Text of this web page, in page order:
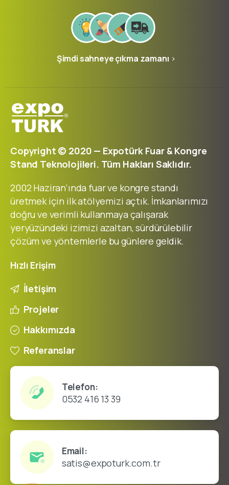
Şimdi sahneye çıkma zamanı
Copyright © 2020 — Expotürk Fuar & Kongre
Stand Teknolojileri. Tüm Hakları Saklıdır.
2002 Haziran’ında fuar ve kongre standı
üretmek için ilk atölyemizi açtık. İmkanlarımızı
doğru ve verimli kullanmaya çalışarak
yeryüzündeki izimizi azaltan, sürdürülebilir
çözüm ve yöntemlerle bu günlere geldik.
Hızlı Erişim
İletişim
Projeler
Hakkımızda
Referanslar
Telefon:
0532 416 13 39
Email:
satis@expoturk.com.tr